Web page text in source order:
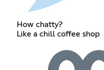
How chatty?
Like a chill coffee shop